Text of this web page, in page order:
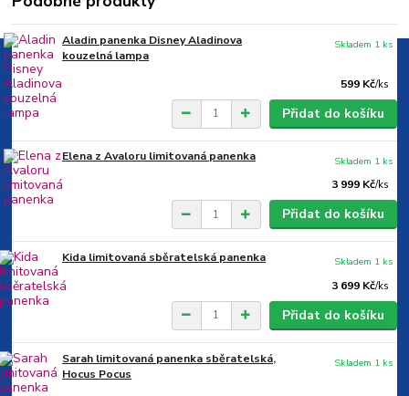
Aladin panenka Disney Aladinova
kouzelná lampa
599 Kč/ks
Skladem 1 ks
Přidat do košíku
Elena z Avaloru limitovaná panenka
3 999 Kč/ks
Skladem 1 ks
Přidat do košíku
Kida limitovaná sběratelská panenka
3 699 Kč/ks
Skladem 1 ks
Přidat do košíku
Sarah limitovaná panenka sběratelská,
Hocus Pocus
Skladem 1 ks